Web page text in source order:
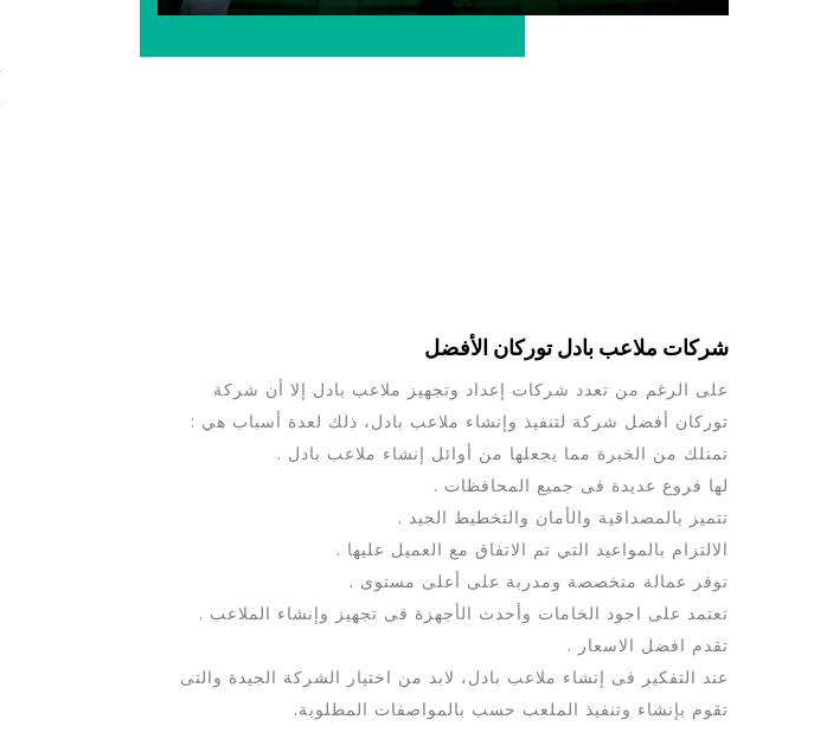
شركات ملاعب بادل توركان الأفضل
على الرغم من تعدد شركات إعداد وتجهيز ملاعب بادل إلا أن شركة
توركان أفضل شركة لتنفيذ وإنشاء ملاعب بادل، ذلك لعدة أسباب هي :
تمتلك من الخبرة مما يجعلها من أوائل إنشاء ملاعب بادل .
لها فروع عديدة فى جميع المحافظات .
تتميز بالمصداقية والأمان والتخطيط الجيد .
الالتزام بالمواعيد التي تم الاتفاق مع العميل عليها .
توفر عمالة متخصصة ومدربة على أعلى مستوى .
تعتمد على اجود الخامات وأحدث الأجهزة فى تجهيز وإنشاء الملاعب .
تقدم افضل الاسعار .
عند التفكير فى إنشاء ملاعب بادل، لابد من اختيار الشركة الجيدة والتى
تقوم بإنشاء وتنفيذ الملعب حسب بالمواصفات المطلوبة.